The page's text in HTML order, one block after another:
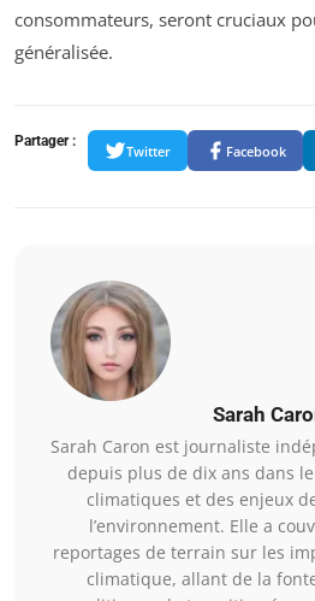
consommateurs, seront cruciaux
généralisée.
Partager :
Twitter Facebook
Sarah
Sarah Caron est journaliste
depuis plus de dix ans dans
climatiques et des enjeux
l’environnement. Elle a
reportages de terrain sur les
climatique, allant de la